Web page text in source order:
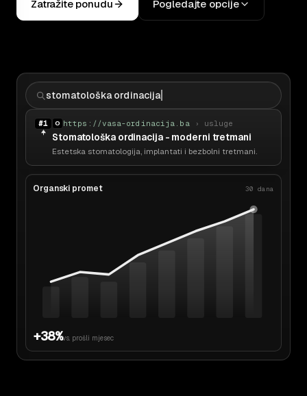
Zatražite ponudu Pogledajte opcije
stomatološka ordinacija
#1 O https://vasa-ordinacija.ba › usluge
Stomatološka ordinacija - moderni tretmani
Estetska stomatologija, implantati i bezbolni tretmani.
Organski promet 30 dana
+38%vs. prošli mjesec